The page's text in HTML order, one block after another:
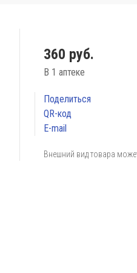
360 руб.
В 1 аптеке
Поделиться
QR-код
E-mail
Внешний вид товара